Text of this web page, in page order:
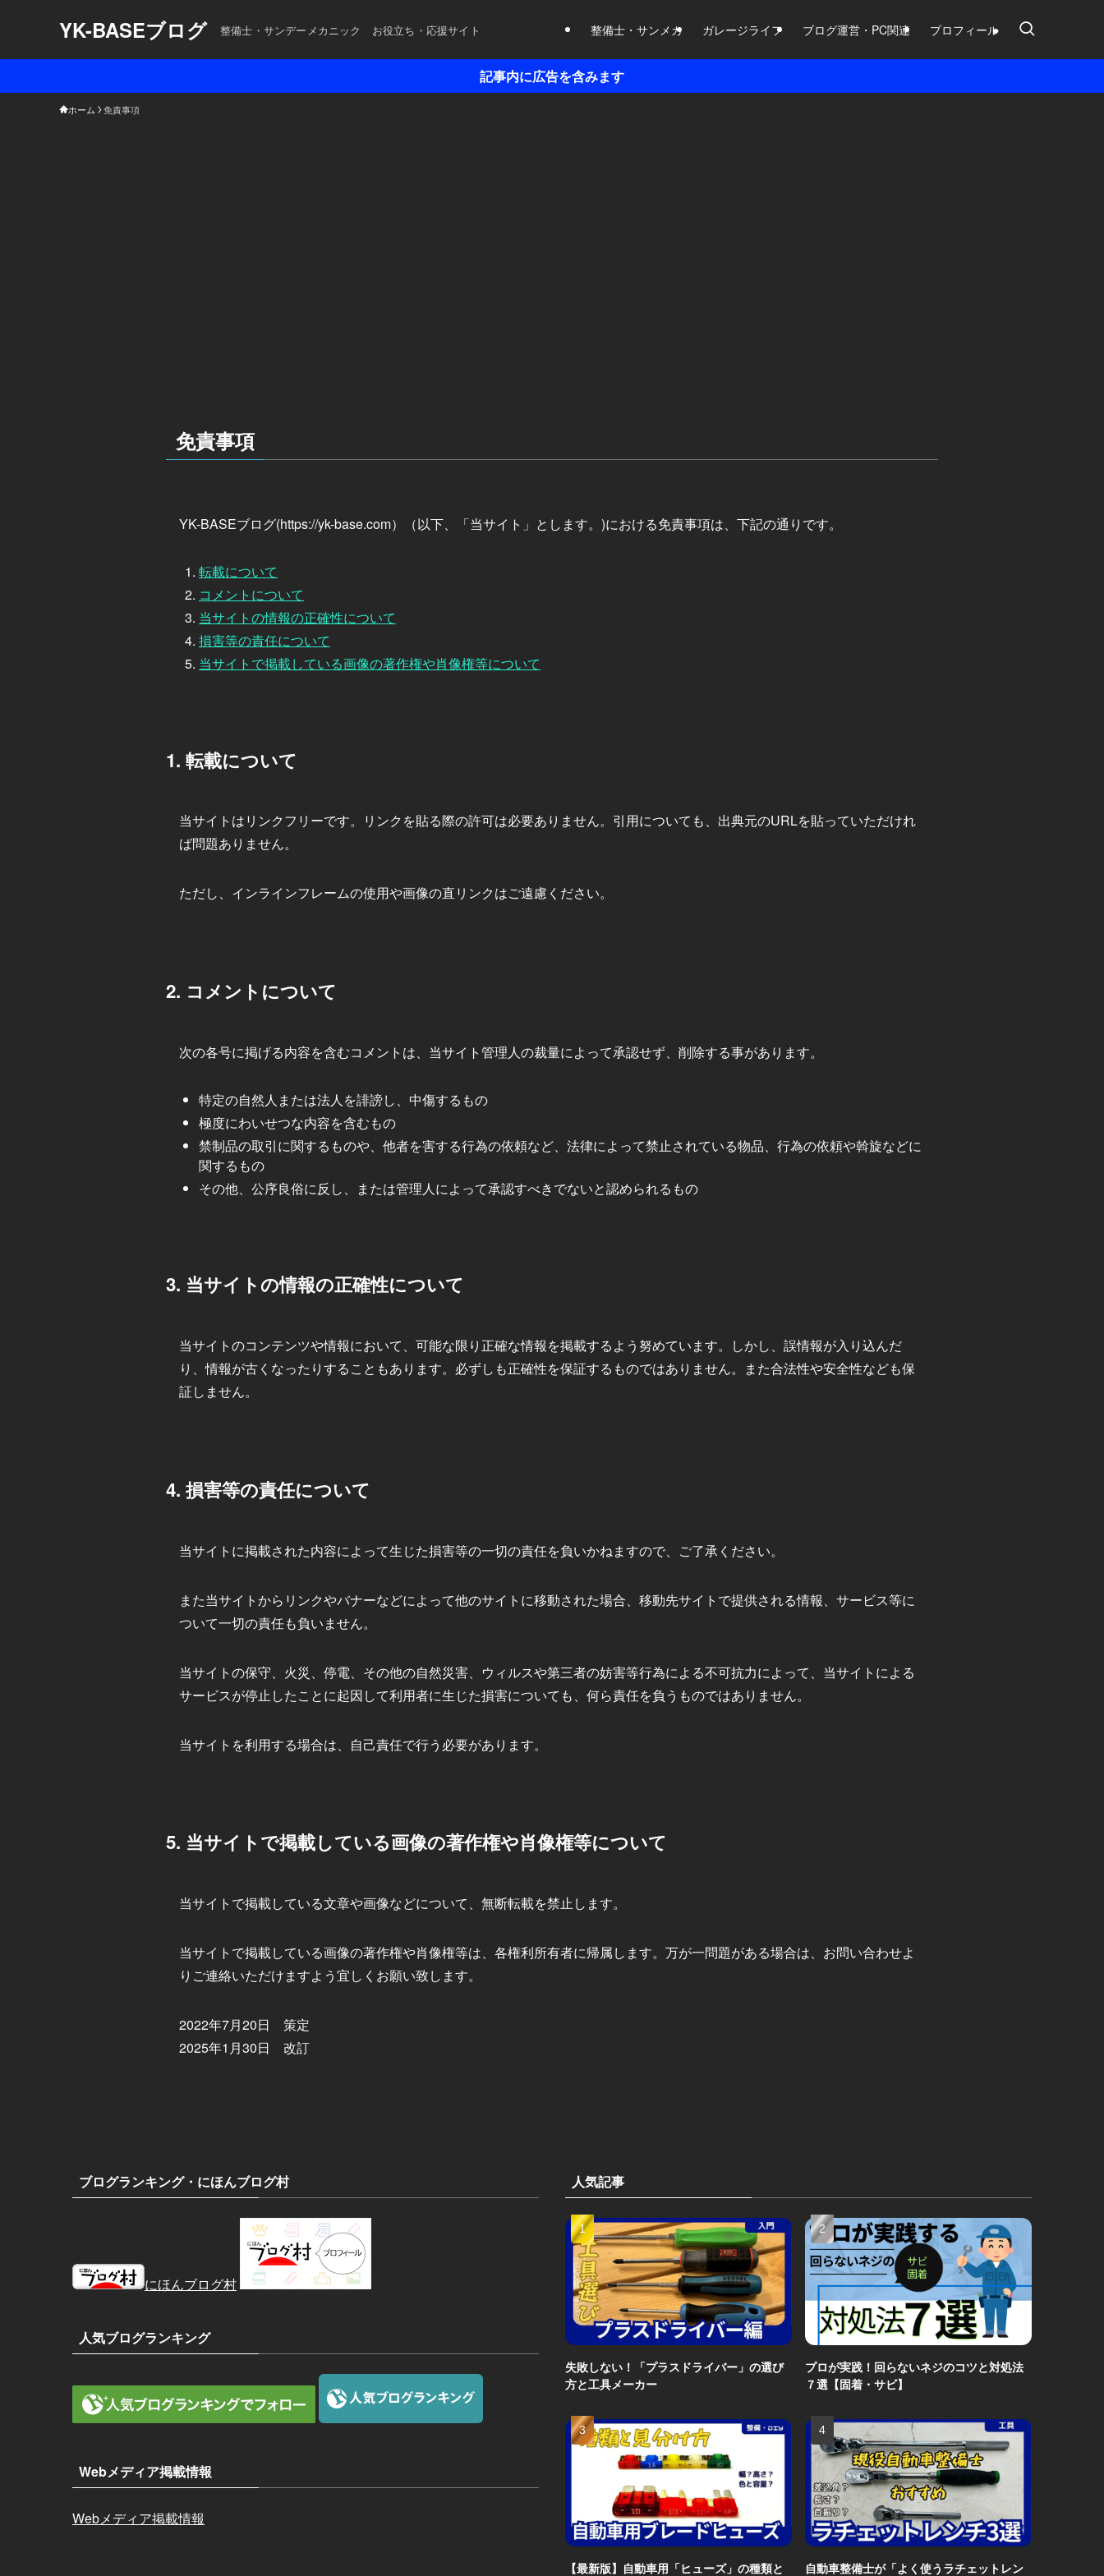
YK-BASEブログ 整備士・サンデーメカニック お役立ち・応援サイト 整備士・サンメカ ガレージライフ ブログ運営・PC関連 プロフィール
記事内に広告を含みます
ホーム 免責事項
免責事項
YK-BASEブログ(https://yk-base.com）（以下、「当サイト」とします。)における免責事項は、下記の通りです。
転載について
コメントについて
当サイトの情報の正確性について
損害等の責任について
当サイトで掲載している画像の著作権や肖像権等について
1. 転載について
当サイトはリンクフリーです。リンクを貼る際の許可は必要ありません。引用についても、出典元のURLを貼っていただけれ
ば問題ありません。
ただし、インラインフレームの使用や画像の直リンクはご遠慮ください。
2. コメントについて
次の各号に掲げる内容を含むコメントは、当サイト管理人の裁量によって承認せず、削除する事があります。
特定の自然人または法人を誹謗し、中傷するもの
極度にわいせつな内容を含むもの
禁制品の取引に関するものや、他者を害する行為の依頼など、法律によって禁止されている物品、行為の依頼や斡旋などに
関するもの
その他、公序良俗に反し、または管理人によって承認すべきでないと認められるもの
3. 当サイトの情報の正確性について
当サイトのコンテンツや情報において、可能な限り正確な情報を掲載するよう努めています。しかし、誤情報が入り込んだ
り、情報が古くなったりすることもあります。必ずしも正確性を保証するものではありません。また合法性や安全性なども保
証しません。
4. 損害等の責任について
当サイトに掲載された内容によって生じた損害等の一切の責任を負いかねますので、ご了承ください。
また当サイトからリンクやバナーなどによって他のサイトに移動された場合、移動先サイトで提供される情報、サービス等に
ついて一切の責任も負いません。
当サイトの保守、火災、停電、その他の自然災害、ウィルスや第三者の妨害等行為による不可抗力によって、当サイトによる
サービスが停止したことに起因して利用者に生じた損害についても、何ら責任を負うものではありません。
当サイトを利用する場合は、自己責任で行う必要があります。
5. 当サイトで掲載している画像の著作権や肖像権等について
当サイトで掲載している文章や画像などについて、無断転載を禁止します。
当サイトで掲載している画像の著作権や肖像権等は、各権利所有者に帰属します。万が一問題がある場合は、お問い合わせよ
りご連絡いただけますよう宜しくお願い致します。
2022年7月20日 策定
2025年1月30日 改訂
ブログランキング・にほんブログ村
にほんブログ村
人気ブログランキング
Webメディア掲載情報
Webメディア掲載情報
人気記事
失敗しない！「プラスドライバー」の選び
方と工具メーカー
プロが実践！回らないネジのコツと対処法
７選【固着・サビ】
【最新版】自動車用「ヒューズ」の種類と 自動車整備士が「よく使うラチェットレン